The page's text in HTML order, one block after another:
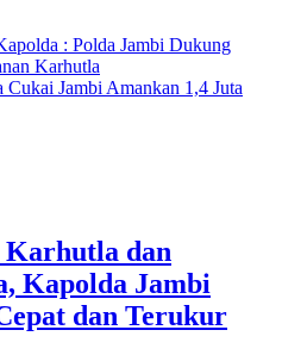
: Polda Jambi Dukung
Karhutla
Jambi Amankan 1,4 Juta
Karhutla dan
Kapolda Jambi
dan Terukur